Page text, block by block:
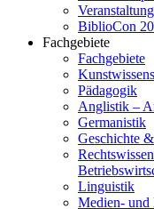
BiblioCon
Fachgebiete
Fachgebiete
Pädagogik
Anglistik –
Germanistik
Geschichte
Linguistik
Medien- und